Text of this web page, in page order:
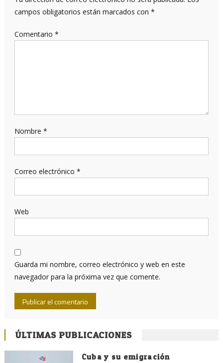
campos obligatorios están marcados con *
Comentario *
Nombre *
Correo electrónico *
Web
Guarda mi nombre, correo electrónico y web en este
navegador para la próxima vez que comente.
ÚLTIMAS PUBLICACIONES
Cuba y su emigración